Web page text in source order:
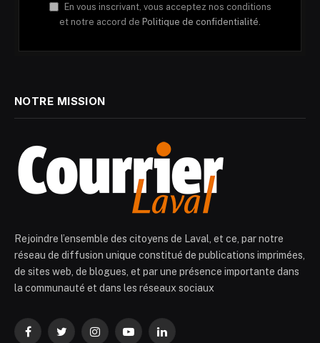
En vous inscrivant, vous acceptez nos conditions
et notre accord de Politique de confidentialité.
NOTRE MISSION
Rejoindre l’ensemble des citoyens de Laval, et ce, par notre
réseau de diffusion unique constitué de publications imprimées,
de sites web, de blogues, et par une présence importante dans
la communauté et dans les réseaux sociaux
FacebookTwitterInstagramYouTubeLinkedIn